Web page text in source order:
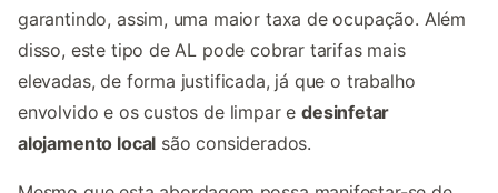
garantindo, assim, uma maior taxa de ocupação. Além
disso, este tipo de AL pode cobrar tarifas mais
elevadas, de forma justificada, já que o trabalho
envolvido e os custos de limpar edesinfetar
alojamento local são considerados.